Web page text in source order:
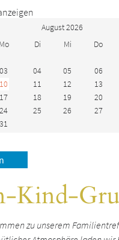
August 2026
Mo Di Mi Do
03 04 05 06
10 11 12 13
17 18 19 20
24 25 26 27
31
Kind-
zu unserem